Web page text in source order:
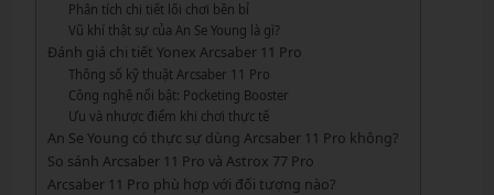
Phân tích chi tiết lối chơi bền bỉ
Vũ khí thật sự của An Se Young là gì?
Đánh giá chi tiết Yonex Arcsaber 11 Pro
Thông số kỹ thuật Arcsaber 11 Pro
Công nghệ nổi bật: Pocketing Booster
Ưu và nhược điểm khi chơi thực tế
An Se Young có thực sự dùng Arcsaber 11 Pro không?
So sánh Arcsaber 11 Pro và Astrox 77 Pro
Arcsaber 11 Pro phù hợp với đối tượng nào?